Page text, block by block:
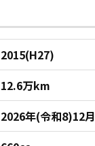
2015(H27)
12.6万km
2026年(令和8)12月